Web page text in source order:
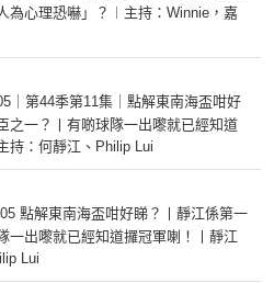
為心理恐嚇」？︱主持：Winnie，嘉
｜第44季第11集｜點解東南海盃咁好
之一？丨有啲球隊一出嚟就已經知道
持：何靜江、Philip Lui
點解東南海盃咁好睇？丨靜江係第一
一出嚟就已經知道攞冠軍喇！丨靜江
Lui